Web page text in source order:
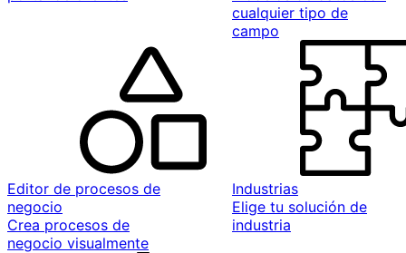
cualquier tipo de
campo
Editor de procesos de
negocio
Crea procesos de
negocio visualmente
Industrias
Elige tu solución de
industria